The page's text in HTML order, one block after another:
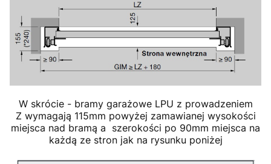
W skrócie - bramy garażowe LPU z prowadzeniem
Z wymagają 115mm powyżej zamawianej wysokości
miejsca nad bramą a szerokości po 90mm miejsca na
każdą ze stron jak na rysunku poniżej